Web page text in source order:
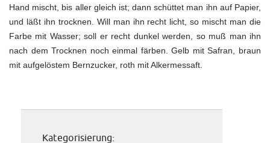
Hand mischt, bis aller gleich ist; dann schüttet man ihn auf Papier,
und läßt ihn trocknen. Will man ihn recht licht, so mischt man die
Farbe mit Wasser; soll er recht dunkel werden, so muß man ihn
nach dem Trocknen noch einmal färben. Gelb mit Safran, braun
mit aufgelöstem Bernzucker, roth mit Alkermessaft.
Kategorisierung: